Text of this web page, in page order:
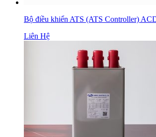
Bộ điều khiển ATS (ATS Controller)
Liên Hệ